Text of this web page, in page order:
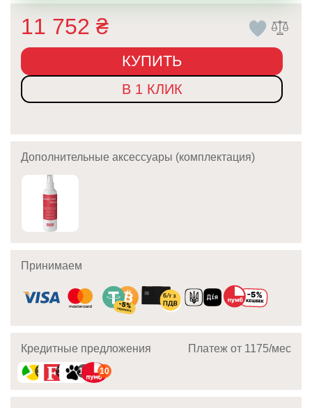
11 752 ₴
КУПИТЬ
В 1 КЛИК
Дополнительные аксессуары (комплектация)
Принимаем
Кредитные предложения Платеж от 1175/мec
10 10 10 10